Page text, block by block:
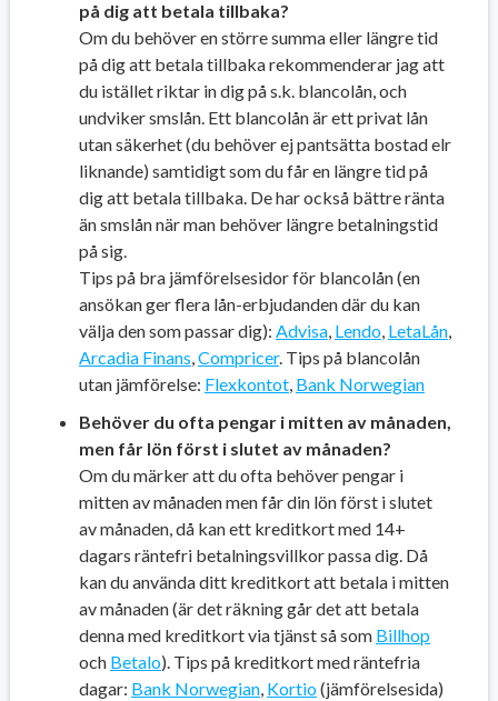
på dig att betala tillbaka?
Om du behöver en större summa eller längre tid
på dig att betala tillbaka rekommenderar jag att
du istället riktar in dig på s.k. blancolån, och
undviker smslån. Ett blancolån är ett privat lån
utan säkerhet (du behöver ej pantsätta bostad elr
liknande) samtidigt som du får en längre tid på
dig att betala tillbaka. De har också bättre ränta
än smslån när man behöver längre betalningstid
på sig.
Tips på bra jämförelsesidor för blancolån (en
ansökan ger flera lån-erbjudanden där du kan
välja den som passar dig): Advisa, Lendo, LetaLån,
Arcadia Finans,Compricer. Tips på blancolån
utan jämförelse: Flexkontot, Bank Norwegian
Behöver du ofta pengar i mitten av månaden,
men får lön först i slutet av månaden?
Om du märker att du ofta behöver pengar i
mitten av månaden men får din lön först i slutet
av månaden, då kan ett kreditkort med 14+
dagars räntefri betalningsvillkor passa dig. Då
kan du använda ditt kreditkort att betala i mitten
av månaden (är det räkning går det att betala
denna med kreditkort via tjänst så som Billhop
och Betalo). Tips på kreditkort med räntefria
dagar: Bank Norwegian, Kortio(jämförelsesida)